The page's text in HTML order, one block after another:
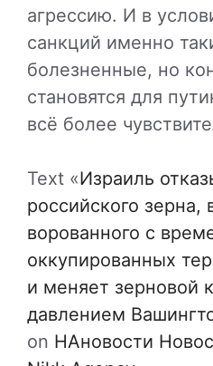
агрессию. И в
санкций именно
болезненные, но
становятся для
всё более
Text «Израиль
российского зерна,
ворованного с
оккупированных
и меняет зерновой
давлением
on НАновости